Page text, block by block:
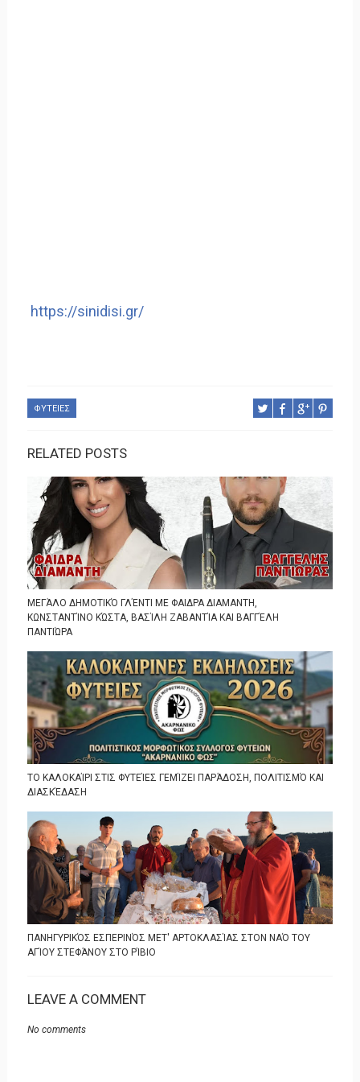
https://sinidisi.gr/
ΦΥΤΕΙΕΣ
RELATED POSTS
ΜΕΓΆΛΟ ΔΗΜΟΤΙΚΌ ΓΛΈΝΤΙ ΜΕ ΦΑΙΔΡΑ ΔΙΑΜΑΝΤΗ,
ΚΩΝΣΤΑΝΤΊΝΟ ΚΏΣΤΑ, ΒΑΣΊΛΗ ΖΑΒΑΝΤΊΑ ΚΑΙ ΒΑΓΓΈΛΗ
ΠΑΝΤΙΏΡΑ
ΤΟ ΚΑΛΟΚΑΊΡΙ ΣΤΙΣ ΦΥΤΕΊΕΣ ΓΕΜΊΖΕΙ ΠΑΡΆΔΟΣΗ, ΠΟΛΙΤΙΣΜΌ ΚΑΙ
ΔΙΑΣΚΈΔΑΣΗ
ΠΑΝΗΓΥΡΙΚΌΣ ΕΣΠΕΡΙΝΌΣ ΜΕΤ' ΑΡΤΟΚΛΑΣΊΑΣ ΣΤΟΝ ΝΑΌ ΤΟΥ
ΑΓΊΟΥ ΣΤΕΦΆΝΟΥ ΣΤΟ ΡΊΒΙΟ
LEAVE A COMMENT
No comments